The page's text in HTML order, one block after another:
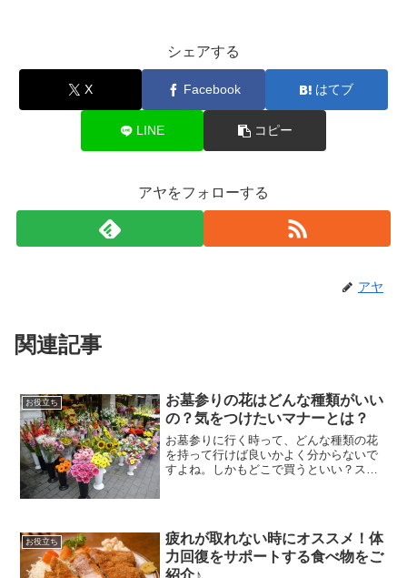
シェアする
X Facebook はてブ
LINE コピー
アヤをフォローする
アヤ
関連記事
お役立ち
お墓参りの花はどんな種類がいい
の？気をつけたいマナーとは？
お墓参りに行く時って、どんな種類の花
を持って行けば良いかよく分からないで
すよね。しかもどこで買うといい？スー
る花のマナーを解説しま...
お役立ち
疲れが取れない時にオススメ！体
力回復をサポートする食べ物をご